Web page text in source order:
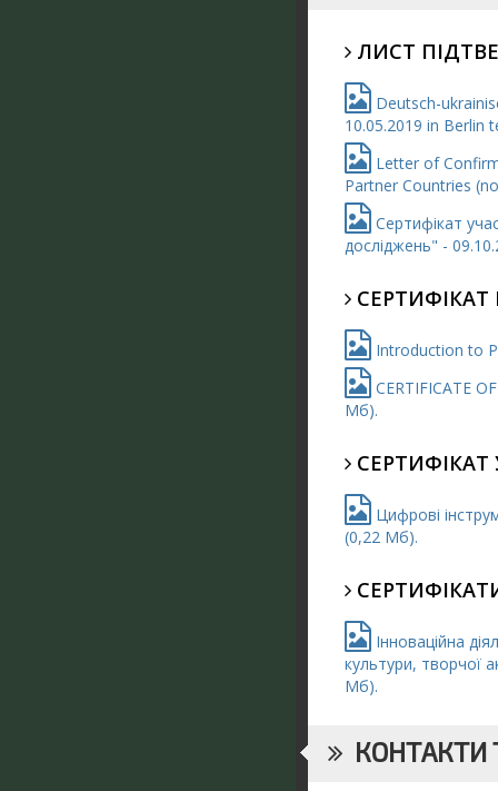
ЛИСТ
Deutsch-
10.05.2019 in Berlin
Letter of
Partner Countries
Сертифікат
досліджень" -
Introduction to
CERTIFICATE
Мб).
Цифрові
(0,22 Мб).
Інноваційна
культури, творчої
Мб).
КОНТАКТИ